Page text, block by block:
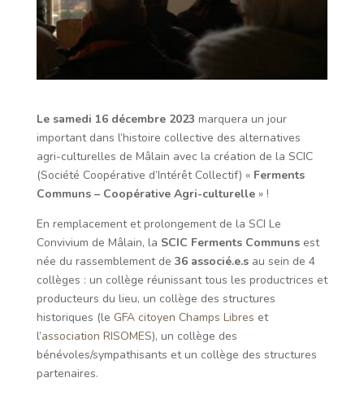
Le samedi 16 décembre 2023 marquera un jour
important dans l’histoire collective des alternatives
agri-culturelles de Mâlain avec la création de la SCIC
(Société Coopérative d’Intérêt Collectif) « Ferments
Communs – Coopérative Agri-culturelle» !
En remplacement et prolongement de la SCI Le
Convivium de Mâlain, la SCIC Ferments Communsest
née du rassemblement de 36 associé.e.sau sein de 4
collèges : un collège réunissant tous les productrices et
producteurs du lieu, un collège des structures
historiques (le GFA citoyen Champs Libres et
l’association RISOMES), un collège des
bénévoles/sympathisants et un collège des structures
partenaires.